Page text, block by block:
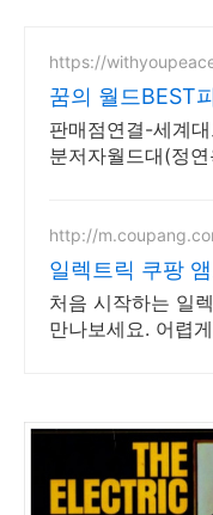
https://
꿈의 월드BEST
판매점연결-세계
분저자월드대(정
http://
일렉트릭 쿠팡
처음 시작하는 일
만나보세요. 어렵